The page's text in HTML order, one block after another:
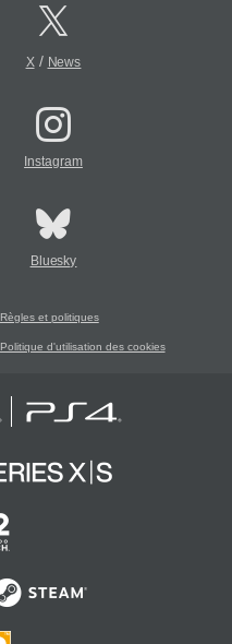
X/ News
Instagram
Bluesky
Règles et politiques
Politique d'utilisation des cookies